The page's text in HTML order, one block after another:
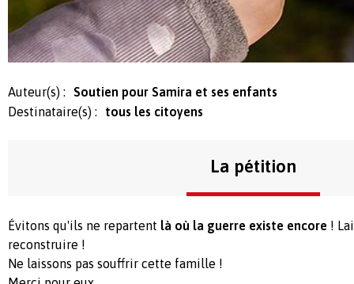
Auteur(s) :
Soutien pour Samira et ses enfants
Destinataire(s) :
tous les citoyens
La pétition
Évitons qu'ils ne repartent là où la guerre existe encore !
reconstruire !
Ne laissons pas souffrir cette famille !